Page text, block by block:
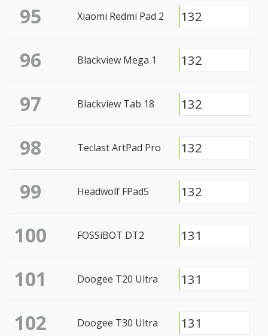
95 Xiaomi Redmi Pad 2 132
96 Blackview Mega 1 132
97 Blackview Tab 18 132
98 Teclast ArtPad Pro 132
99 Headwolf FPad5 132
100 FOSSiBOT DT2 131
101 Doogee T20 Ultra 131
102 Doogee T30 Ultra 131